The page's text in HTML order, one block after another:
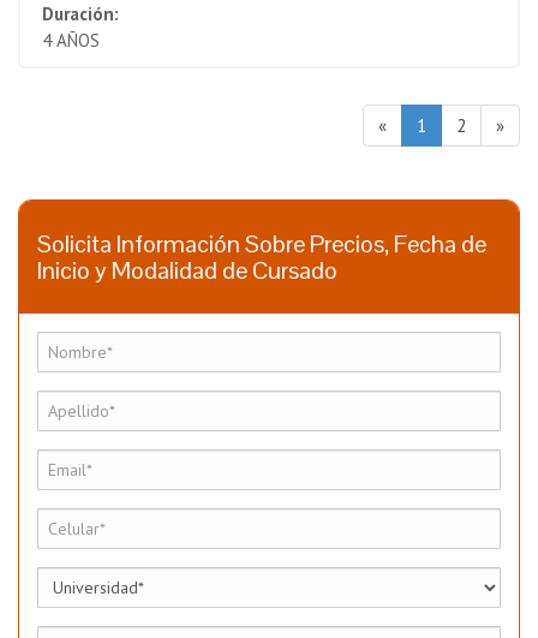
Duración:
4 AÑOS
« 1 2 »
Solicita Información Sobre Precios, Fecha de
Inicio y Modalidad de Cursado